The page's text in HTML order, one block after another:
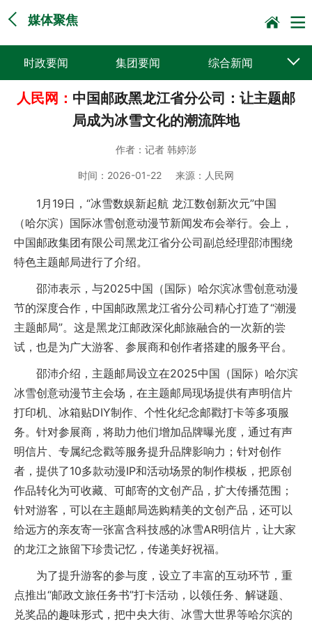
媒体聚焦
时政要闻 集团要闻 综合新闻
媒体聚焦 党建动态 普遍服务
人民网： 中国邮政黑龙江省分公司：让主题邮
局成为冰雪文化的潮流阵地
作者： 记者 韩婷澎
时间： 2026-01-22 来源： 人民网
1月19日，“冰雪数娱新起航 龙江数创新次元”中国
（哈尔滨）国际冰雪创意动漫节新闻发布会举行。会上，
中国邮政集团有限公司黑龙江省分公司副总经理邵沛围绕
特色主题邮局进行了介绍。
邵沛表示，与2025中国（国际）哈尔滨冰雪创意动漫
节的深度合作，中国邮政黑龙江省分公司精心打造了“潮漫
主题邮局”。这是黑龙江邮政深化邮旅融合的一次新的尝
试，也是为广大游客、参展商和创作者搭建的服务平台。
邵沛介绍，主题邮局设立在2025中国（国际）哈尔滨
冰雪创意动漫节主会场，在主题邮局现场提供有声明信片
打印机、冰箱贴DIY制作、个性化纪念邮戳打卡等多项服
务。针对参展商，将助力他们增加品牌曝光度，通过有声
明信片、专属纪念戳等服务提升品牌影响力；针对创作
者，提供了10多款动漫IP和活动场景的制作模板，把原创
作品转化为可收藏、可邮寄的文创产品，扩大传播范围；
针对游客，可以在主题邮局选购精美的文创产品，还可以
给远方的亲友寄一张富含科技感的冰雪AR明信片，让大家
的龙江之旅留下珍贵记忆，传递美好祝福。
为了提升游客的参与度，设立了丰富的互动环节，重
点推出“邮政文旅任务书”打卡活动，以领任务、解谜题、
兑奖品的趣味形式，把中央大街、冰雪大世界等哈尔滨的